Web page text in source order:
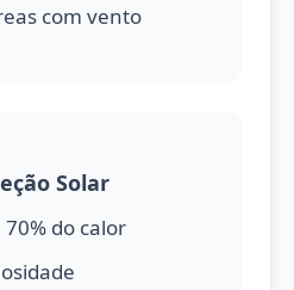
com vento
Solar
do calor